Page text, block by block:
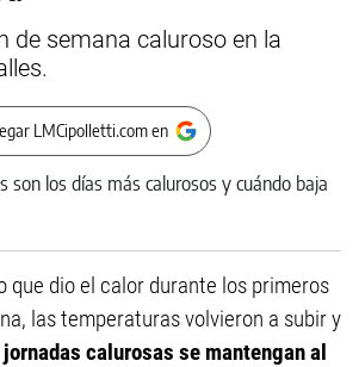
de semana caluroso en la
LMCipolletti.com en
que dio el calor durante los primeros
las temperaturas volvieron a subir y
calurosas se mantengan al